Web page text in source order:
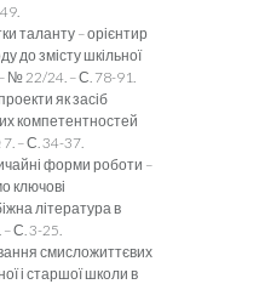
таланту – орієнтир
до змісту шкільної
№ 22/24. – С. 78-91.
як засіб
компетентностей
– С. 34-37.
форми роботи –
ключові
література в
С. 3-25.
смисложиттєвих
і старшої школи в